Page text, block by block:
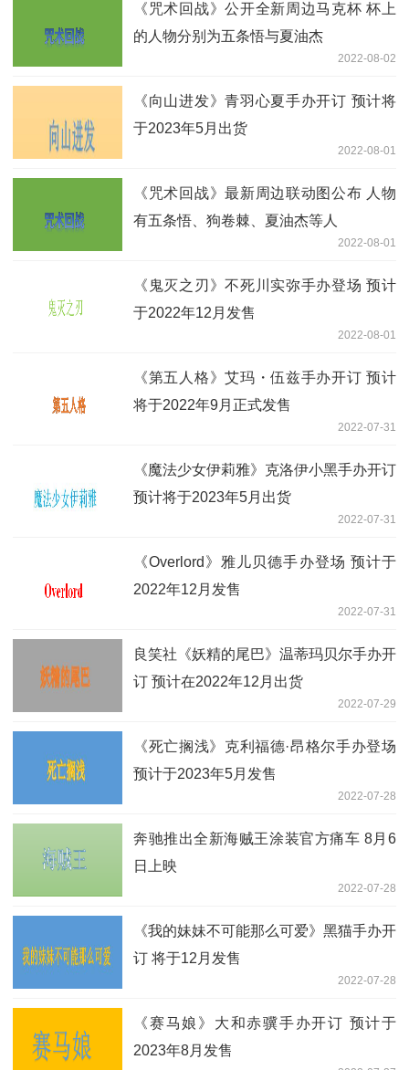
《咒术回战》公开全新周边马克杯 杯上
的人物分别为五条悟与夏油杰
2022-08-02
《向山进发》青羽心夏手办开订 预计将
于2023年5月出货
2022-08-01
《咒术回战》最新周边联动图公布 人物
有五条悟、狗卷棘、夏油杰等人
2022-08-01
《鬼灭之刃》不死川实弥手办登场 预计
于2022年12月发售
2022-08-01
《第五人格》艾玛・伍兹手办开订 预计
将于2022年9月正式发售
2022-07-31
《魔法少女伊莉雅》克洛伊小黑手办开订
预计将于2023年5月出货
2022-07-31
《Overlord》雅儿贝德手办登场 预计于
2022年12月发售
2022-07-31
良笑社《妖精的尾巴》温蒂玛贝尔手办开
订 预计在2022年12月出货
2022-07-29
《死亡搁浅》克利福德·昂格尔手办登场
预计于2023年5月发售
2022-07-28
奔驰推出全新海贼王涂装官方痛车 8月6
日上映
2022-07-28
《我的妹妹不可能那么可爱》黑猫手办开
订 将于12月发售
2022-07-28
《赛马娘》大和赤骥手办开订 预计于
2023年8月发售